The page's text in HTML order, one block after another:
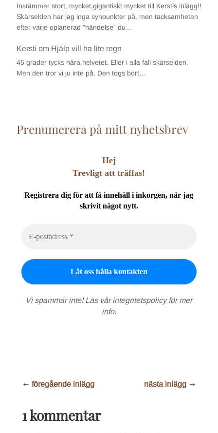
Instämmer stort, mycket,gigantiskt mycket till Kerstis inlägg!!
Skärselden har jag inga synpunkter på, men tacksamheten
efter varje oplanerad ”händelse” du…
Kersti om Hjälp vill ha lite regn
45 grader tycks nära helvetet. Eller i alla fall skärselden.
Men den tror vi ju inte på. Den togs bort…
Prenumerera på mitt nyhetsbrev
Hej
Trevligt att träffas!
Registrera dig för att få innehåll i inkorgen, när jag
skrivit något nytt.
Vi spammar inte! Läs vårintegritetspolicyför mer
info.
← föregående inlägg nästa inlägg →
1 kommentar